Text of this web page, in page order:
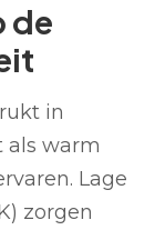
de
in
als warm
Lage
zorgen